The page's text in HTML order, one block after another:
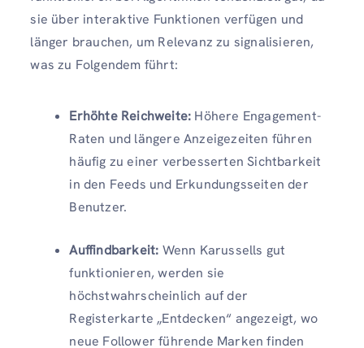
sie über interaktive Funktionen verfügen und
länger brauchen, um Relevanz zu signalisieren,
was zu Folgendem führt:
Erhöhte Reichweite: Höhere Engagement-
Raten und längere Anzeigezeiten führen
häufig zu einer verbesserten Sichtbarkeit
in den Feeds und Erkundungsseiten der
Benutzer.
Auffindbarkeit: Wenn Karussells gut
funktionieren, werden sie
höchstwahrscheinlich auf der
Registerkarte „Entdecken“ angezeigt, wo
neue Follower führende Marken finden